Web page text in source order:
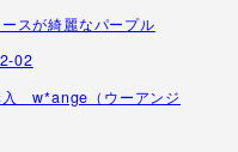
スが綺麗なパープル
02
w*ange（ウーアンジ